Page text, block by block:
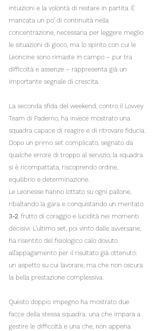
intuizioni e la volontà di restare in partita. È
mancata un po’ di continuità nella
concentrazione, necessaria per leggere meglio
le situazioni di gioco, ma lo spirito con cui le
Leoncine sono rimaste in campo – pur tra
difficoltà e assenze – rappresenta già un
importante segnale di crescita.
La seconda sfida del weekend, contro il Lovvey
Team di Paderno, ha invece mostrato una
squadra capace di reagire e di ritrovare fiducia.
Dopo un primo set complicato, segnato da
qualche errore di troppo al servizio, la squadra
si è ricompattata, riscoprendo ordine,
equilibrio e determinazione.
Le Leonesse hanno lottato su ogni pallone,
ribaltando la gara e conquistando un meritato
3-2 , frutto di coraggio e lucidità nei momenti
decisivi. L’ultimo set, poi vinto dalle avversarie,
ha risentito del fisiologico calo dovuto
all’appagamento per il risultato già ottenuto:
un aspetto su cui lavorare, ma che non oscura
la bella prestazione complessiva.
Questo doppio impegno ha mostrato due
facce della stessa squadra: una che impara a
gestire le difficoltà e una che, non appena